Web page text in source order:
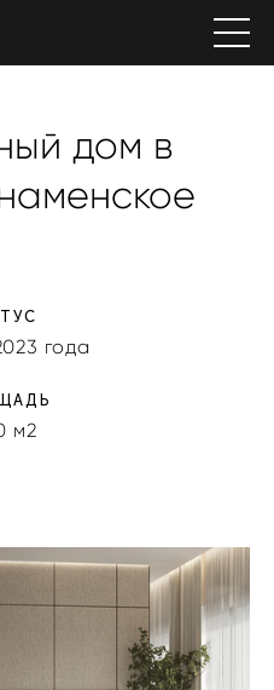
дом в
года
м2